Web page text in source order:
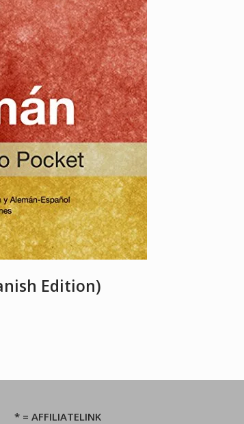
Edition)
* = AFFILIATELINK